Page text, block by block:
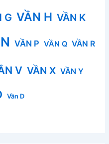
G VẦN H VẦN K
VẦN P VẦN Q VẦN R
V VẦN X VẦN Y
Vần D